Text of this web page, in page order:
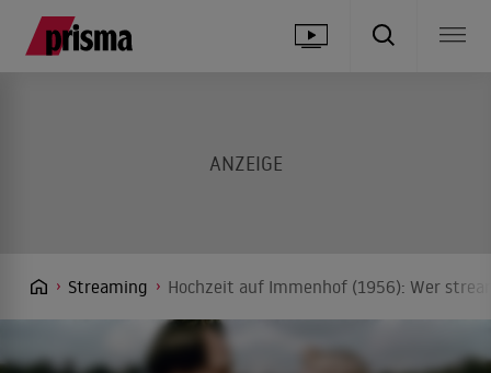
Streaming Hochzeit auf Immenhof (1956): Wer